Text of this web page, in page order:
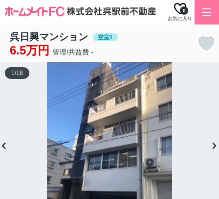
お気に入り
0
呉日興マンション 空室1
6.5万円 管理/共益費 -
1/18